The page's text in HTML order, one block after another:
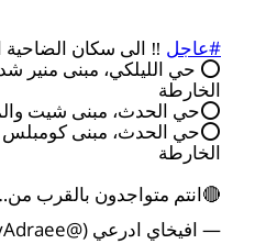
#عاجل ‼️ الى سكان الضاحية
⭕️ حي الليلكي، مبنى منير
الخارطة
⭕️حي الحدث، مبنى شيت
⭕️حي الحدث، مبنى كومبلس
الخارطة
🔴انتم متواجدون بالقرب
— افيخاي ادرعي (@AvichayAdraee)